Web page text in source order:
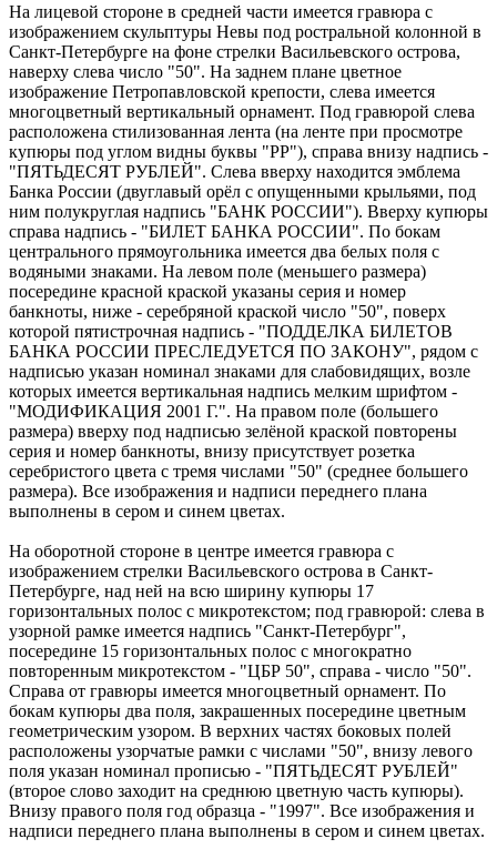
На лицевой стороне в средней части имеется гравюра с
изображением скульптуры Невы под ростральной колонной в
Санкт-Петербурге на фоне стрелки Васильевского острова,
наверху слева число "50". На заднем плане цветное
изображение Петропавловской крепости, слева имеется
многоцветный вертикальный орнамент. Под гравюрой слева
расположена стилизованная лента (на ленте при просмотре
купюры под углом видны буквы "РР"), справа внизу надпись -
"ПЯТЬДЕСЯТ РУБЛЕЙ". Слева вверху находится эмблема
Банка России (двуглавый орёл с опущенными крыльями, под
ним полукруглая надпись "БАНК РОССИИ"). Вверху купюры
справа надпись - "БИЛЕТ БАНКА РОССИИ". По бокам
центрального прямоугольника имеется два белых поля с
водяными знаками. На левом поле (меньшего размера)
посередине красной краской указаны серия и номер
банкноты, ниже - серебряной краской число "50", поверх
которой пятистрочная надпись - "ПОДДЕЛКА БИЛЕТОВ
БАНКА РОССИИ ПРЕСЛЕДУЕТСЯ ПО ЗАКОНУ", рядом с
надписью указан номинал знаками для слабовидящих, возле
которых имеется вертикальная надпись мелким шрифтом -
"МОДИФИКАЦИЯ 2001 Г.". На правом поле (большего
размера) вверху под надписью зелёной краской повторены
серия и номер банкноты, внизу присутствует розетка
серебристого цвета с тремя числами "50" (среднее большего
размера). Все изображения и надписи переднего плана
выполнены в сером и синем цветах.
На оборотной стороне в центре имеется гравюра с
изображением стрелки Васильевского острова в Санкт-
Петербурге, над ней на всю ширину купюры 17
горизонтальных полос с микротекстом; под гравюрой: слева в
узорной рамке имеется надпись "Санкт-Петербург",
посередине 15 горизонтальных полос с многократно
повторенным микротекстом - "ЦБР 50", справа - число "50".
Справа от гравюры имеется многоцветный орнамент. По
бокам купюры два поля, закрашенных посередине цветным
геометрическим узором. В верхних частях боковых полей
расположены узорчатые рамки с числами "50", внизу левого
поля указан номинал прописью - "ПЯТЬДЕСЯТ РУБЛЕЙ"
(второе слово заходит на среднюю цветную часть купюры).
Внизу правого поля год образца - "1997". Все изображения и
надписи переднего плана выполнены в сером и синем цветах.